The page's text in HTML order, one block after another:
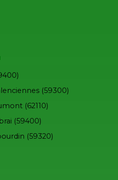
(59300)
(62110)
(59400)
(59320)